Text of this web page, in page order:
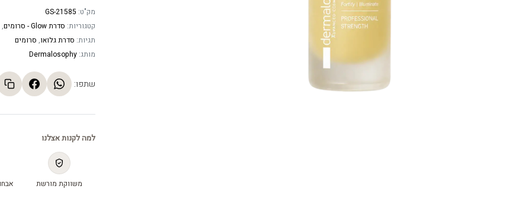
מק"ט: GS-21585
קטגוריות: סדרת Glow - סרומים ,
תגיות: סדרת גלואו, סרומים
מותג: Dermalosophy
שתפו:
למה לקנות אצלנו
משווקת מורשת